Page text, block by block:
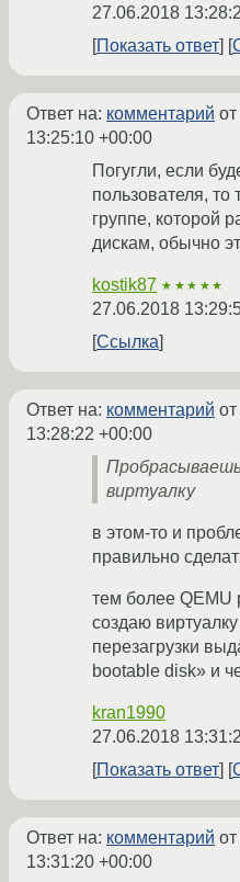
27.06.2018
Показать ответ
Ответ на: комментарий
13:25:10 +00:00
Погугли, если
пользователя, то
группе, которой
дискам, обычно
kostik87 ★★★★★
27.06.2018
Ссылка
Ответ на: комментарий
13:28:22 +00:00
виртуалку
в этом-то и
правильно
тем более QEMU
создаю
перезагрузки
bootable disk» и
kran1990
27.06.2018
Показать ответ
Ответ на: комментарий
13:31:20 +00:00